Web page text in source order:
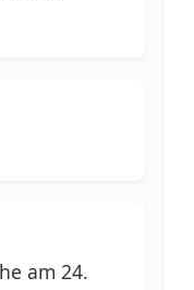
am 24.